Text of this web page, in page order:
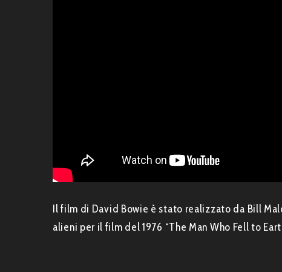
Il film di David Bowie è stato realizzato da Bill
alieni per il film del 1976 “The Man Who Fell to